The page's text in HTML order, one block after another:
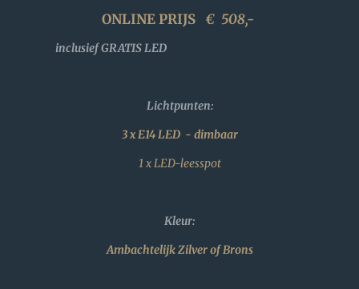
ONLINE PRIJS € 508,-
inclusief GRATIS LED
Lichtpunten:
3 x E14 LED - dimbaar
1 x LED-leesspot
Kleur:
Ambachtelijk Zilver of Brons